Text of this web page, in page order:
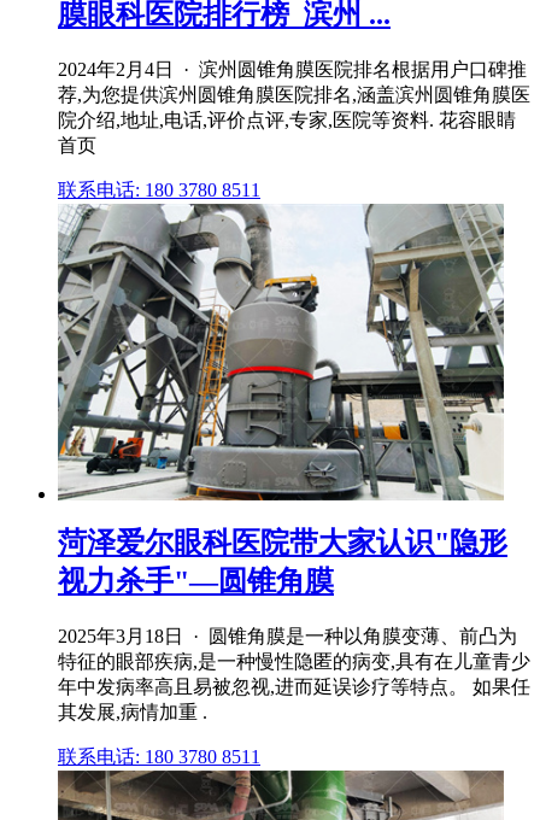
膜眼科医院排行榜_滨州 ...
2024年2月4日 · 滨州圆锥角膜医院排名根据用户口碑推
荐,为您提供滨州圆锥角膜医院排名,涵盖滨州圆锥角膜医
院介绍,地址,电话,评价点评,专家,医院等资料. 花容眼睛
首页
联系电话: 180 3780 8511
菏泽爱尔眼科医院带大家认识"隐形
视力杀手"—圆锥角膜
2025年3月18日 · 圆锥角膜是一种以角膜变薄、前凸为
特征的眼部疾病,是一种慢性隐匿的病变,具有在儿童青少
年中发病率高且易被忽视,进而延误诊疗等特点。 如果任
其发展,病情加重 .
联系电话: 180 3780 8511